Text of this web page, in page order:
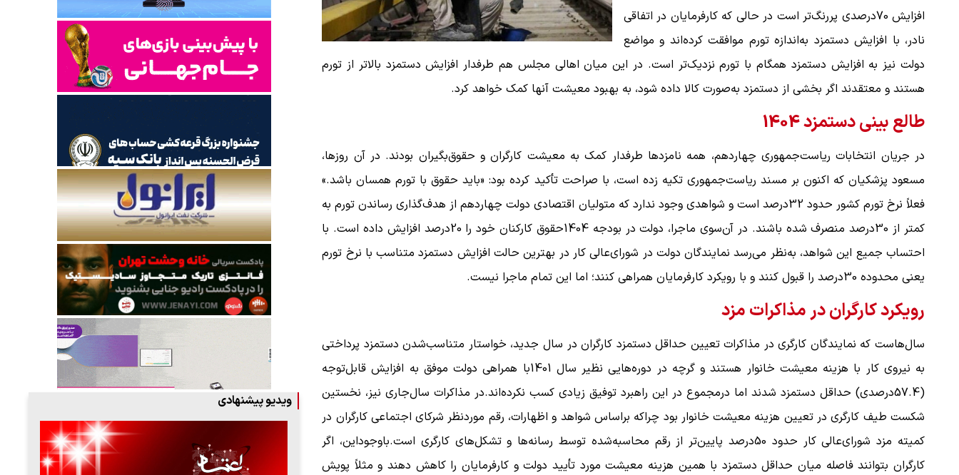
افزایش 70درصدی پررنگ‌تر است در حالی که کارفرمایان در اتفاقی
نادر، با افزایش دستمزد به‌اندازه تورم موافقت کرده‌اند و مواضع
دولت نیز به افزایش دستمزد همگام با تورم نزدیک‌تر است. در این میان اهالی مجلس هم طرفدار افزایش دستمزد بالاتر از تورم
هستند و معتقدند اگر بخشی از دستمزد به‌صورت کالا داده شود، به بهبود معیشت آنها کمک خواهد کرد.
طالع بینی دستمزد 1404
در جریان انتخابات ریاست‌جمهوری چهاردهم، همه نامزدها طرفدار کمک به معیشت کارگران و حقوق‌بگیران بودند. در آن روزها،
مسعود پزشکیان که اکنون بر مسند ریاست‌جمهوری تکیه زده است، با صراحت تأکید کرده بود: «باید حقوق با تورم همسان باشد.»
فعلاً نرخ تورم کشور حدود 32درصد است و شواهدی وجود ندارد که متولیان اقتصادی دولت چهاردهم از هدف‌گذاری رساندن تورم به
کمتر از 30درصد منصرف شده باشند. در آن‌سوی ماجرا، دولت در بودجه 1404حقوق کارکنان خود را 20درصد افزایش داده است. با
احتساب جمیع این شواهد، به‌نظر می‌رسد نمایندگان دولت در شورای‌عالی کار در بهترین حالت افزایش دستمزد متناسب با نرخ تورم
یعنی محدوده 30درصد را قبول کنند و با رویکرد کارفرمایان همراهی کنند؛ اما این تمام ماجرا نیست.
رویکرد کارگران در مذاکرات مزد
سال‌هاست که نمایندگان کارگری در مذاکرات تعیین حداقل دستمزد کارگران در سال جدید، خواستار متناسب‌شدن دستمزد پرداختی
به نیروی کار با هزینه معیشت خانوار هستند و گرچه در دوره‌هایی نظیر سال 1401با همراهی دولت موفق به افزایش قابل‌توجه
(57.4درصدی) حداقل دستمزد شدند اما درمجموع در این راهبرد توفیق زیادی کسب نکرده‌اند.‌در مذاکرات سال‌جاری نیز، نخستین
شکست طیف کارگری در تعیین هزینه معیشت خانوار بود چراکه براساس شواهد و اظهارات، رقم موردنظر شرکای اجتماعی کارگران در
کمیته مزد شورای‌عالی کار حدود 50درصد پایین‌تر از رقم محاسبه‌شده توسط رسانه‌ها و تشکل‌های کارگری است.‌باوجوداین، اگر
کارگران بتوانند فاصله میان حداقل دستمزد با همین هزینه معیشت مورد تأیید دولت و کارفرمایان را کاهش دهند و مثلاً پویش
ویدیو پیشنهادی